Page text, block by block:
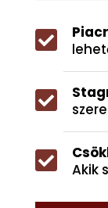



Akik